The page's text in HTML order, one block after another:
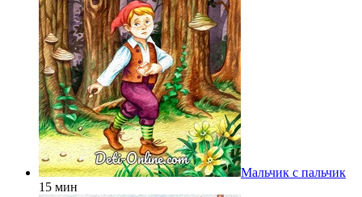
Мальчик с пальчик
15 мин